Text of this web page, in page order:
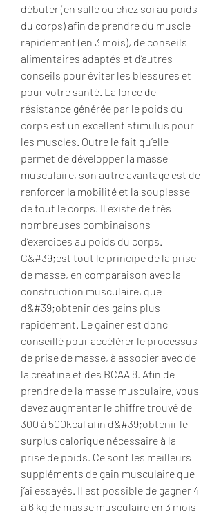
débuter (en salle ou chez soi au poids
du corps) afin de prendre du muscle
rapidement (en 3 mois), de conseils
alimentaires adaptés et d’autres
conseils pour éviter les blessures et
pour votre santé. La force de
résistance générée par le poids du
corps est un excellent stimulus pour
les muscles. Outre le fait qu’elle
permet de développer la masse
musculaire, son autre avantage est de
renforcer la mobilité et la souplesse
de tout le corps. Il existe de très
nombreuses combinaisons
d’exercices au poids du corps.
C&#39;est tout le principe de la prise
de masse, en comparaison avec la
construction musculaire, que
d&#39;obtenir des gains plus
rapidement. Le gainer est donc
conseillé pour accélérer le processus
de prise de masse, à associer avec de
la créatine et des BCAA 8. Afin de
prendre de la masse musculaire, vous
devez augmenter le chiffre trouvé de
300 à 500kcal afin d&#39;obtenir le
surplus calorique nécessaire à la
prise de poids. Ce sont les meilleurs
suppléments de gain musculaire que
j’ai essayés. Il est possible de gagner 4
à 6 kg de masse musculaire en 3 mois